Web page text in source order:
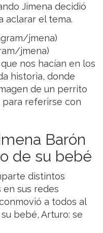
Jimena decidió
aclarar el tema.
jmena)
nos hacían en los
historia, donde
de un perrito
referirse con
Barón
de su bebé
distintos
en sus redes
a todos al
bebé, Arturo: se